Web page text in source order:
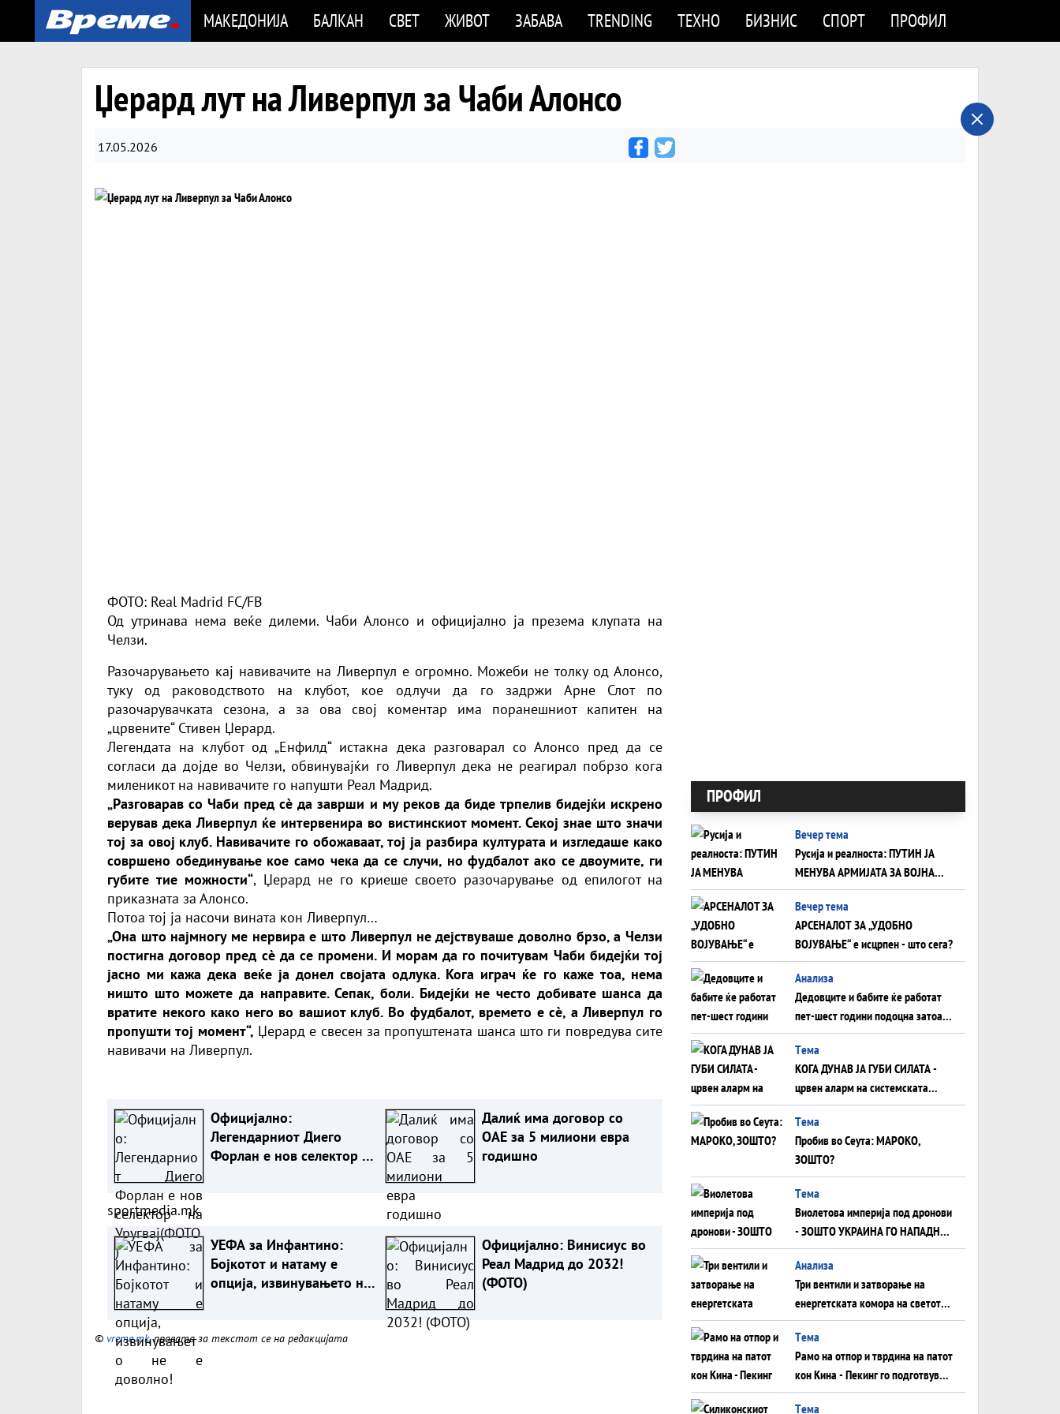
МАКЕДОНИЈА БАЛКАН СВЕТ ЖИВОТ ЗАБАВА TRENDING ТЕХНО БИЗНИС СПОРТ ПРОФИЛ
Џерард лут на Ливерпул за Чаби Алонсо
17.05.2026
ФОТО: Real Madrid FC/FB
Од утринава нема веќе дилеми. Чаби Алонсо и официјално ја презема клупата на
Челзи.
Разочарувањето кај навивачите на Ливерпул е огромно. Можеби не толку од Алонсо,
туку од раководството на клубот, кое одлучи да го задржи Арне Слот по
разочарувачката сезона, а за ова свој коментар има поранешниот капитен на
„црвените“ Стивен Џерард.
Легендата на клубот од „Енфилд“ истакна дека разговарал со Алонсо пред да се
согласи да дојде во Челзи, обвинувајќи го Ливерпул дека не реагирал побрзо кога
миленикот на навивачите го напушти Реал Мадрид.
„Разговарав со Чаби пред сè да заврши и му реков да биде трпелив бидејќи искрено
верував дека Ливерпул ќе интервенира во вистинскиот момент. Секој знае што значи
тој за овој клуб. Навивачите го обожаваат, тој ја разбира културата и изгледаше како
совршено обединување кое само чека да се случи, но фудбалот ако се двоумите, ги
губите тие можности“, Џерард не го криеше своето разочарување од епилогот на
приказната за Алонсо.
Потоа тој ја насочи вината кон Ливерпул…
„Она што најмногу ме нервира е што Ливерпул не дејствуваше доволно брзо, а Челзи
постигна договор пред сè да се промени. И морам да го почитувам Чаби бидејќи тој
јасно ми кажа дека веќе ја донел својата одлука. Кога играч ќе го каже тоа, нема
ништо што можете да направите. Сепак, боли. Бидејќи не често добивате шанса да
вратите некого како него во вашиот клуб. Во фудбалот, времето е сè, а Ливерпул го
пропушти тој момент“, Џерард е свесен за пропуштената шанса што ги повредува сите
навивачи на Ливерпул.
Официјално:
Легендарниот Диего
Форлан е нов селектор на
Далиќ има договор со
ОАЕ за 5 милиони евра
годишно
sportmedia.mk
УЕФА за Инфантино:
Бојкотот и натаму е
опција, извинувањето не
Официјално: Винисиус во
Реал Мадрид до 2032!
(ФОТО)
© vreme.mk, правата за текстот се на редакцијата
ПРОФИЛ
Вечер тема
Русија и реалноста: ПУТИН ЈА
МЕНУВА АРМИЈАТА ЗА ВОЈНА
ШТО ОСТАНУВА БЕЗ ФРОНТ
Вечер тема
АРСЕНАЛОТ ЗА „УДОБНО
ВОЈУВАЊЕ“ е исцрпен - што сега?
Анализа
Дедовците и бабите ќе работат
пет-шест години подоцна затоа
што НЕМААТ ВНУЦИ ДА ГИ
ЗАМЕНАТ
Tема
КОГА ДУНАВ ЈА ГУБИ СИЛАТА -
црвен аларм на системската
плоча од јужна Германија до
Црното Море...
Tема
Пробив во Сеута: МАРОКО,
ЗОШТО?
Tема
Виолетова империја под дронови
- ЗОШТО УКРАИНА ГО НАПАДНА
РУСКИОТ WILDBERRIES
Aнализа
Три вентили и затворање на
енергетската комора на светот:
Нападот во Суец најавува
глобален енергетски инфаркт?
Tема
Рамо на отпор и тврдина на патот
кон Кина - Пекинг го подготвува
Иран за американска копнена
Tема